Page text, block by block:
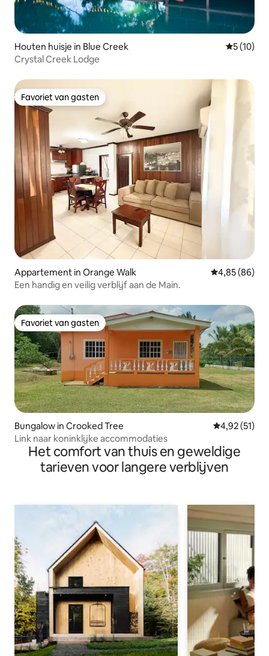
Houten huisje in Blue Creek
5 (10)
Crystal Creek Lodge
Favoriet van gasten
Favoriet van gasten
Appartement in Orange Walk Gemiddelde
4,85 (86)
Een handig en veilig verblijf aan de Main.
Favoriet van gasten
Favoriet van gasten
Bungalow in Crooked Tree Gemiddelde
4,92 (51)
Link naar koninklijke accommodaties
Het comfort van thuis en geweldige
tarieven voor langere verblijven